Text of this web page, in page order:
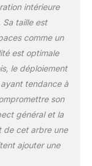
intérieure
Sa taille est
comme un
est optimale
le déploiement
tendance à
son
général et la
de cet arbre une
ajouter une